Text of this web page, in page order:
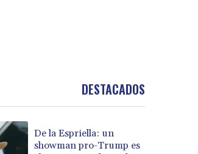
DESTACADOS
De la Espriella: un
showman pro-Trump es